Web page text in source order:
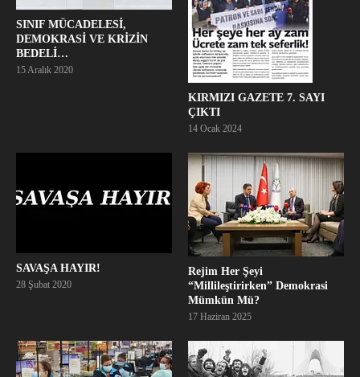
SINIF MÜCADELESİ,
DEMOKRASİ VE KRİZİN
BEDELİ…
15 Aralık 2020
KIRMIZI GAZETE 7. SAYI
ÇIKTI
14 Ocak 2024
SAVAŞA HAYIR!
28 Şubat 2020
Rejim Her Şeyi
“Millileştirirken” Demokrasi
Mümkün Mü?
17 Haziran 2025